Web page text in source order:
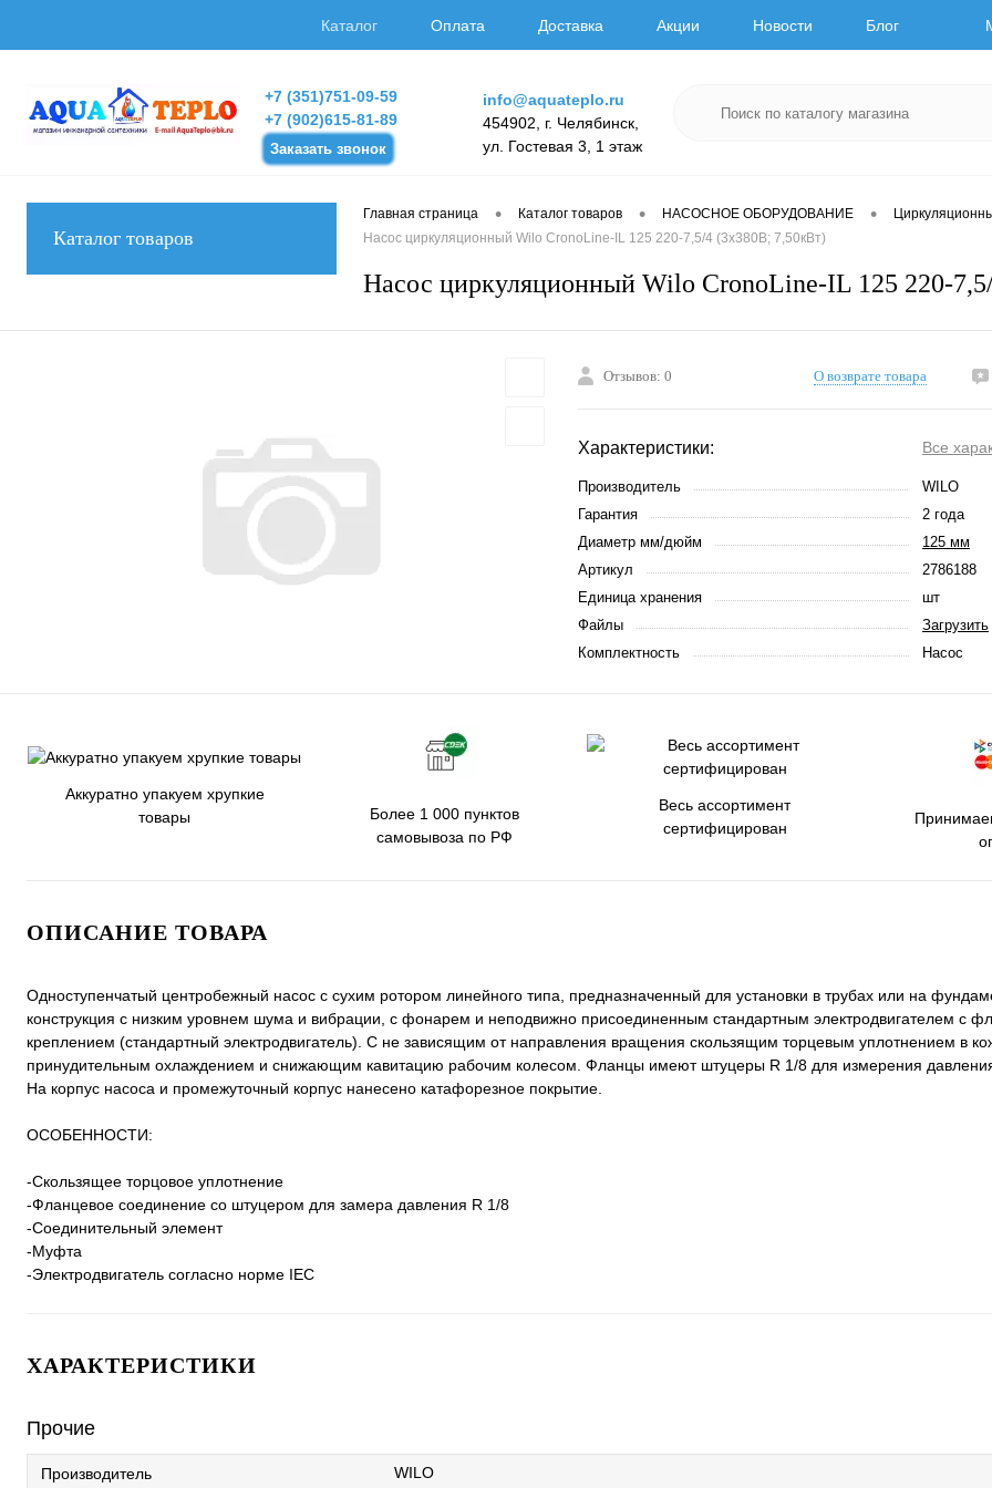
Каталог Оплата Доставка Акции Новости Блог
+7 (351)751-09-59
+7 (902)615-81-89
Заказать звонок
info@aquateplo.ru
454902, г. Челябинск,
ул. Гостевая 3, 1 этаж
Каталог товаров
Главная страница • Каталог товаров • НАСОСНОЕ ОБОРУДОВАНИЕ •
Насос циркуляционный Wilo CronoLine-IL 125 220-7,5/4 (3х380В; 7,50кВт)
Насос циркуляционный Wilo CronoLine-IL 125 220-
Отзывов: 0 О возврате товара
Характеристики: Все
Производитель
WILO
Гарантия
2 года
Диаметр мм/дюйм
125 мм
Артикул
2786188
Единица хранения
шт
Файлы
Загрузить
Комплектность
Насос
Аккуратно упакуем хрупкие
товары
Более 1 000 пунктов
самовывоза по РФ
Весь ассортимент
сертифицирован
ОПИСАНИЕ ТОВАРА
Одноступенчатый центробежный насос с сухим ротором линейного типа, предназначенный для установки в трубах или на
конструкция с низким уровнем шума и вибрации, с фонарем и неподвижно присоединенным стандартным электродвигателем с
креплением (стандартный электродвигатель). С не зависящим от направления вращения скользящим торцевым уплотнением в
принудительным охлаждением и снижающим кавитацию рабочим колесом. Фланцы имеют штуцеры R 1/8 для измерения
На корпус насоса и промежуточный корпус нанесено катафорезное покрытие.
ОСОБЕННОСТИ:
-Скользящее торцовое уплотнение
-Фланцевое соединение со штуцером для замера давления R 1/8
-Соединительный элемент
-Муфта
-Электродвигатель согласно норме IEC
ХАРАКТЕРИСТИКИ
Прочие
Производитель WILO